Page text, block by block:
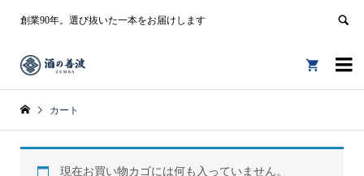
創業90年。選び抜いた一本をお届けします


カート
現在お買い物カゴには何も入っていません。